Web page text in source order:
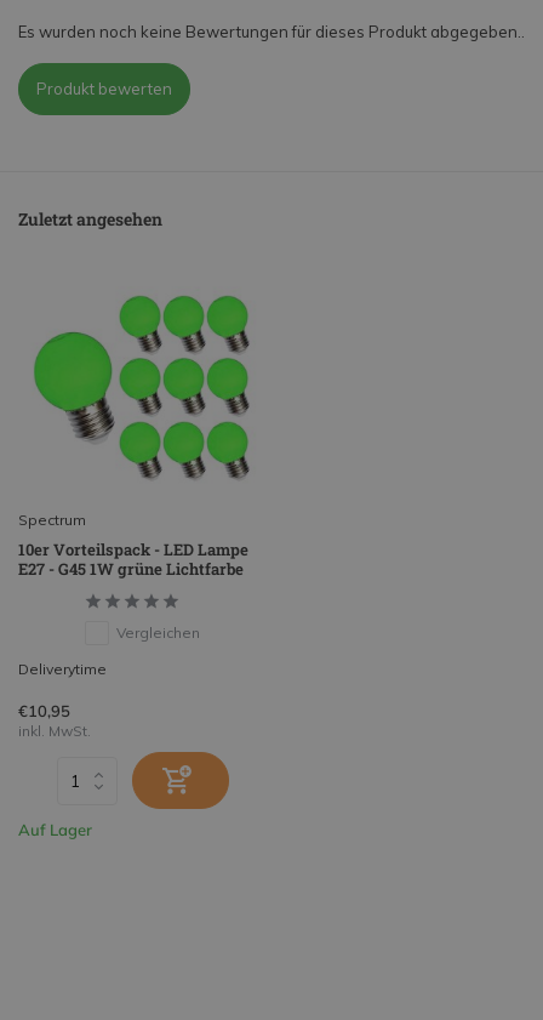
Es wurden noch keine Bewertungen für dieses Produkt abgegeben..
Produkt bewerten
Zuletzt angesehen
Spectrum
10er Vorteilspack - LED Lampe
E27 - G45 1W grüne Lichtfarbe
Vergleichen
Deliverytime
€10,95
inkl. MwSt.
Auf Lager